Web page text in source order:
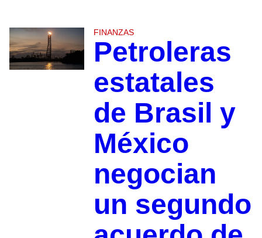
FINANZAS
Petroleras
estatales
de Brasil y
México
negocian
un segundo